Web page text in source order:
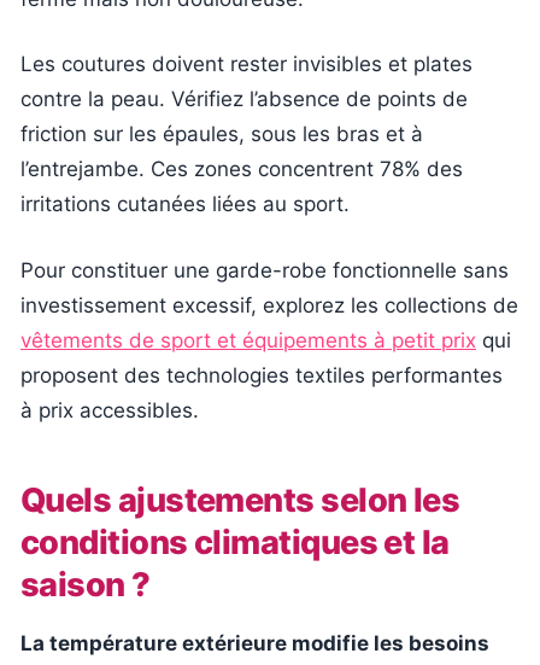
Les coutures doivent rester invisibles et plates
contre la peau. Vérifiez l’absence de points de
friction sur les épaules, sous les bras et à
l’entrejambe. Ces zones concentrent 78% des
irritations cutanées liées au sport.
Pour constituer une garde-robe fonctionnelle sans
investissement excessif, explorez les collections de
vêtements de sport et équipements à petit prix qui
proposent des technologies textiles performantes
à prix accessibles.
Quels ajustements selon les
conditions climatiques et la
saison ?
La température extérieure modifie les besoins